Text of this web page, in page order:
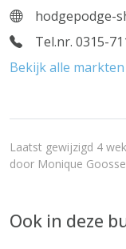
hodgepodge-
Tel.nr. 0315-
Bekijk alle
Laatst gewijzigd 4
door Monique
Ook in deze